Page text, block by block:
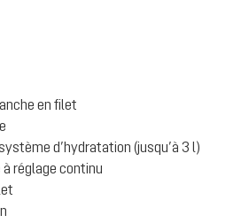
en filet
d’hydratation (jusqu’à 3 l)
réglage continu